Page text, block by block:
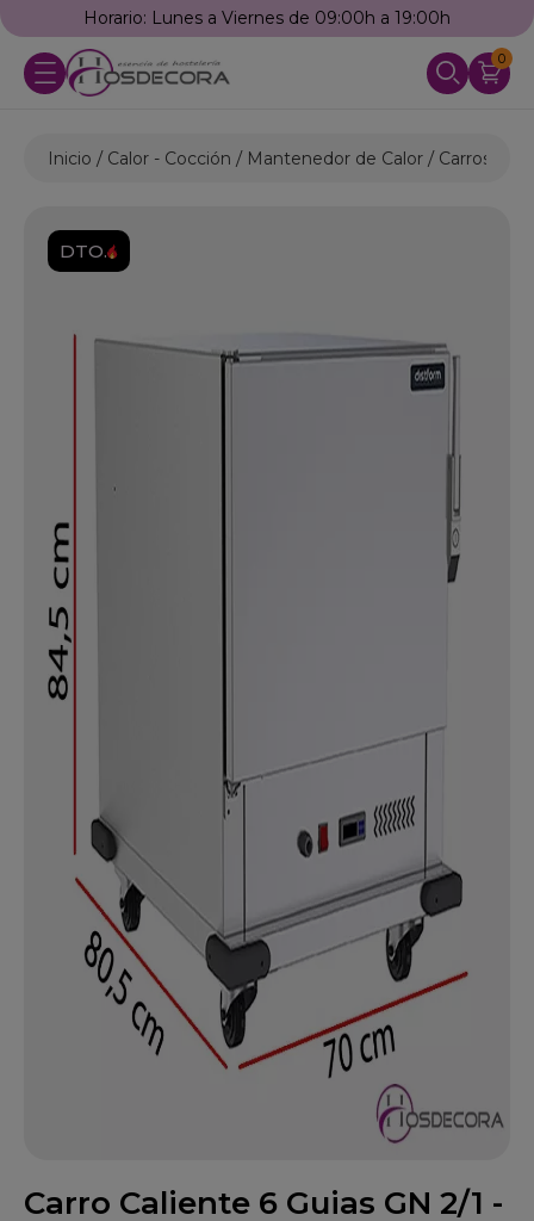
Horario: Lunes a Viernes de 09:00h a 19:00h
0
Inicio Calor - Cocción Mantenedor de Calor Carros
DTO.
Carro Caliente 6 Guias GN 2/1 -